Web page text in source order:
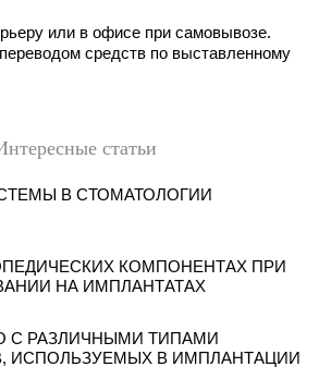
или в офисе при самовывозе.
средств по выставленному
статьи
В СТОМАТОЛОГИИ
КОМПОНЕНТАХ ПРИ
НА ИМПЛАНТАТАХ
С РАЗЛИЧНЫМИ ТИПАМИ
ИСПОЛЬЗУЕМЫХ В ИМПЛАНТАЦИИ